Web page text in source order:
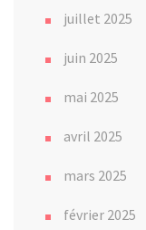
juillet 2025
juin 2025
mai 2025
avril 2025
mars 2025
février 2025